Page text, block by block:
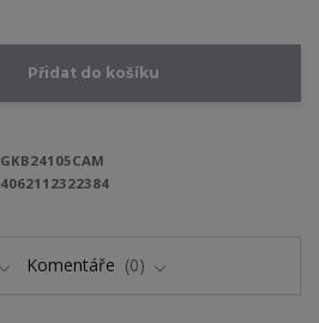
Přidat do košíku
GKB24105CAM
4062112322384
Komentáře 0